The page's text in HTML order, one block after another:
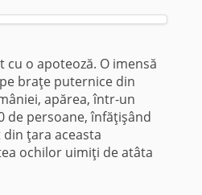
cu o apoteoză. O imensă
braţe puternice din
apărea, într-un
de persoane, înfăţişând
ţara aceasta
ochilor uimiţi de atâta